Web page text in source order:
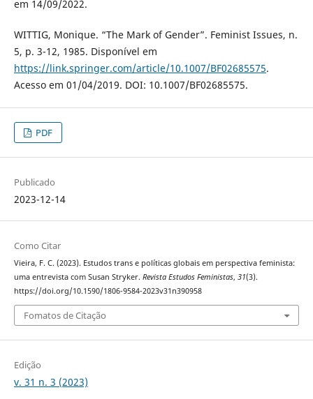
em 14/09/2022.
WITTIG, Monique. “The Mark of Gender”. Feminist Issues, n.
5, p. 3-12, 1985. Disponível em
https://link.springer.com/article/10.1007/BF02685575.
Acesso em 01/04/2019. DOI: 10.1007/BF02685575.
PDF
Publicado
2023-12-14
Como Citar
Vieira, F. C. (2023). Estudos trans e políticas globais em perspectiva feminista:
uma entrevista com Susan Stryker. Revista Estudos Feministas, 31(3).
https://doi.org/10.1590/1806-9584-2023v31n390958
Fomatos de Citação
Edição
v. 31 n. 3 (2023)